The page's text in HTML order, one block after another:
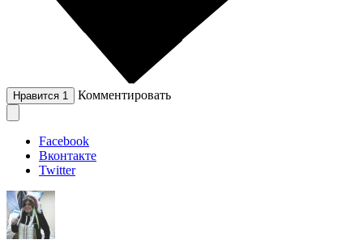
Нравится 1 Комментировать
Facebook
Вконтакте
Twitter